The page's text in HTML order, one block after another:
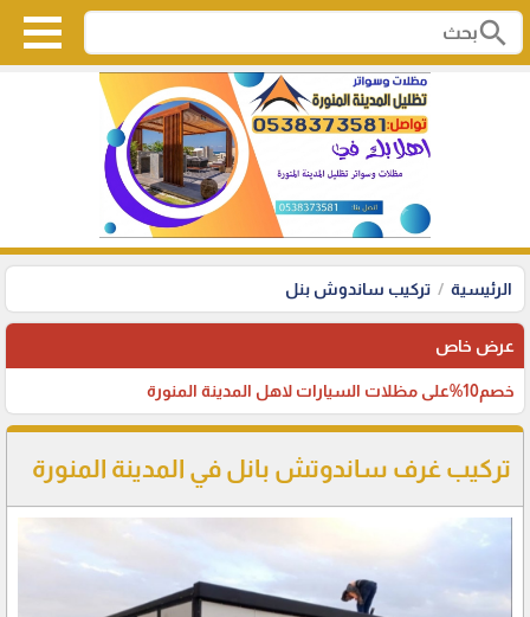
search
الرئيسية تركيب ساندوش بنل
عرض خاص
خصم10%على مظلات السيارات لاهل المدينة المنورة
تركيب غرف ساندوتش بانل في المدينة المنورة